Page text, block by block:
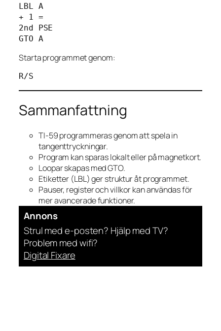
LBL A
+ 1 =
2nd PSE
Starta programmet genom:
Sammanfattning
TI-59 programmeras genom att spela in
tangenttryckningar.
Program kan sparas lokalt eller på magnetkort.
Loopar skapas med GTO.
Etiketter (LBL) ger struktur åt programmet.
Pauser, register och villkor kan användas för
mer avancerade funktioner.
Annons
Strul med e-posten? Hjälp med TV?
Problem med wifi?
Digital Fixare